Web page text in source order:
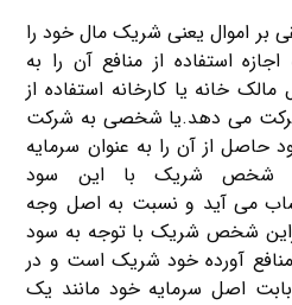
بر اموال یعنی شریک مال خود را
استفاده از منافع آن را به
خانه یا کارخانه استفاده از
شرکت می دهد.یا شخصی به شرکت
از آن را به عنوان سرمایه
شخص شریک با این سود
می آید و نسبت به اصل وجه
شخص شریک با توجه به سود
آورده خود شریک است و در
اصل سرمایه خود مانند یک